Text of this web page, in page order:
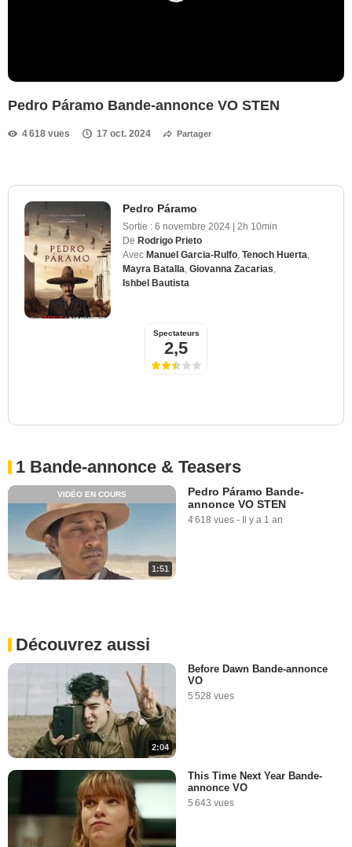
Pedro Páramo Bande-annonce VO STEN
4 618 vues 17 oct. 2024 Partager
Pedro Páramo
Sortie : 6 novembre 2024 | 2h 10min
De Rodrigo Prieto
Avec Manuel Garcia-Rulfo Tenoch Huerta
Mayra Batalla Giovanna Zacarias
Ishbel Bautista
Spectateurs
2,5
1 Bande-annonce & Teasers
1:51
VIDÉO EN COURS
Pedro Páramo Bande-
annonce VO STEN
4 618 vues - Il y a 1 an
Découvrez aussi
2:04
Before Dawn Bande-annonce
VO
5 528 vues
This Time Next Year Bande-
annonce VO
5 643 vues